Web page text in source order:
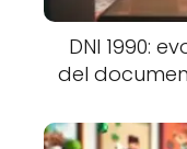
DNI 1990:
del